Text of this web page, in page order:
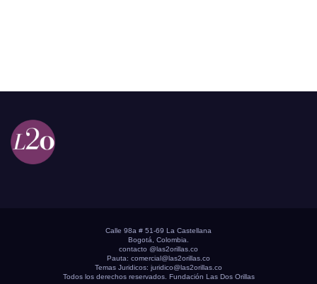
Calle 98a # 51-69 La Castellana
Bogotá, Colombia.
contacto @las2orillas.co
Pauta: comercial@las2orillas.co
Temas Juridicos: juridico@las2orillas.co
Todos los derechos reservados. Fundación Las Dos Orillas